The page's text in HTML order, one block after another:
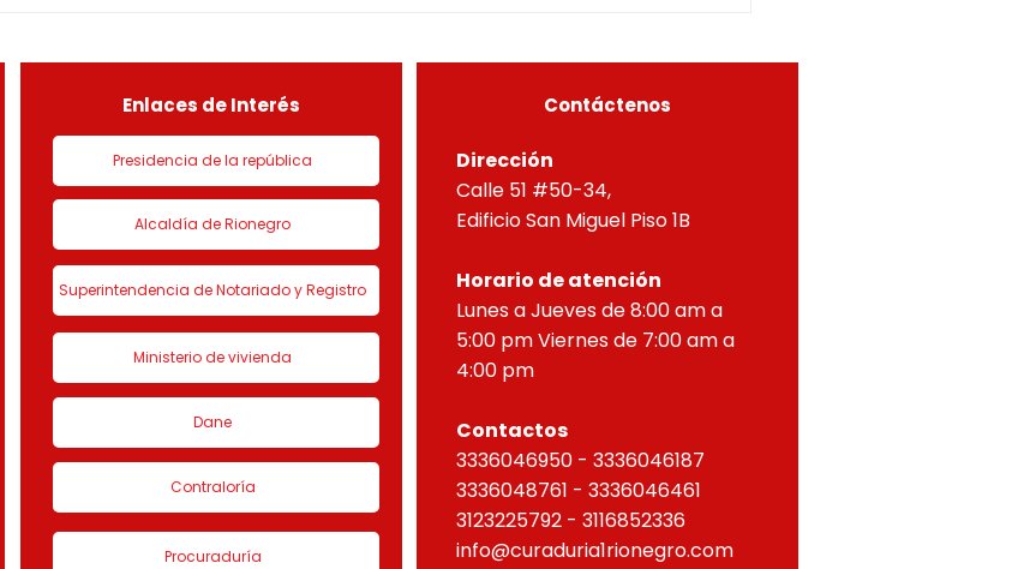
normas concordantes, hace
saber que según ra
normas concordantes, hace
saber que según ra
Enlaces de Interés
Presidencia de la república
Alcaldía de Rionegro
Superintendencia de Notariado y Registro
Ministerio de vivienda
Dane
Contraloría
Procuraduría
Contáctenos
Dirección
Calle 51 #50-34,
Edificio San Miguel Piso 1B
Horario de atención
Lunes a Jueves de 8:00 am a
5:00 pm Viernes de 7:00 am a
4:00 pm
Contactos
3336046950 - 3336046187
3336048761 - 3336046461
3123225792 - 3116852336
info@curaduria1rionegro.com